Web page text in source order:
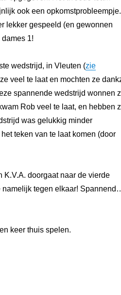
ook een opkomstprobleempje.
lekker gespeeld (en gewonnen
1!
wedstrijd, in Vleuten (zie
veel te laat en mochten ze
spannende wedstrijd wonnen
Rob veel te laat, en hebben
was gelukkig minder
teken van te laat komen (door
K.V.A. doorgaat naar de vierde
namelijk tegen elkaar!
keer thuis spelen.